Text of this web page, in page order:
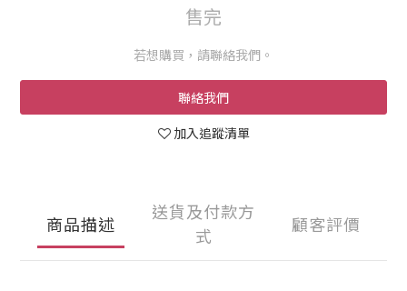
售完
若想購買，請聯絡我們。
聯絡我們
加入追蹤清單
商品描述
送貨及付款方
式
顧客評價